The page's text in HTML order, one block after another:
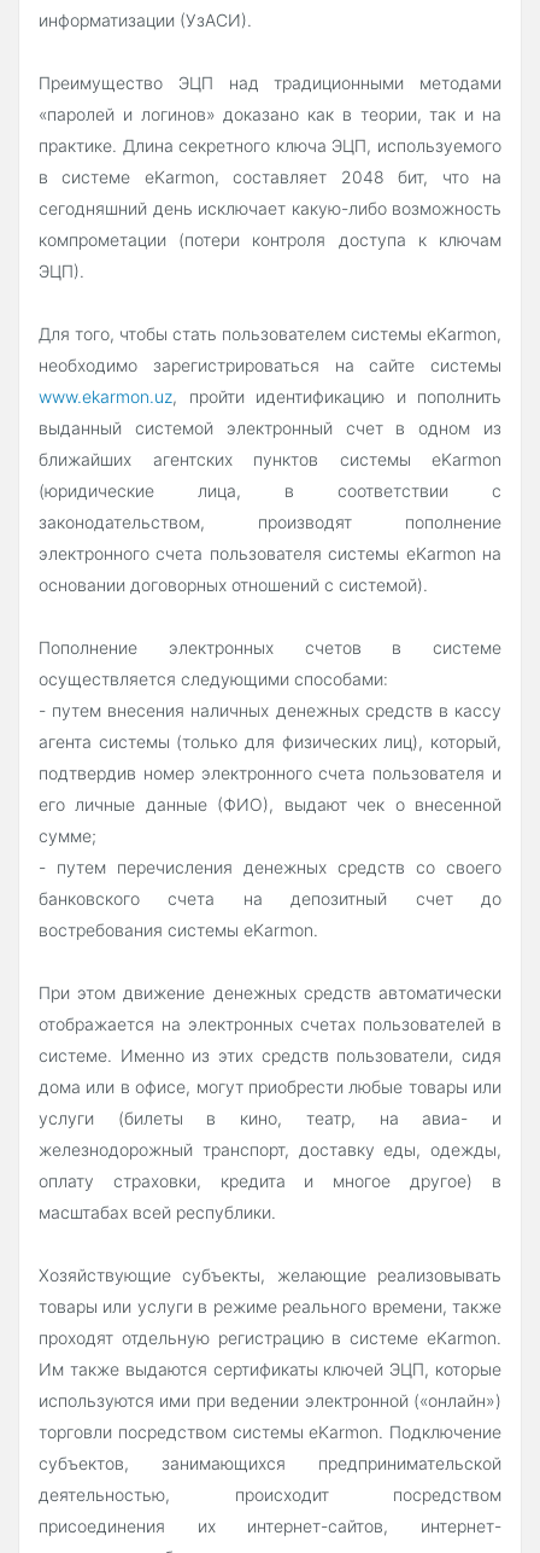
информатизации (УзАСИ).
Преимущество ЭЦП над традиционными методами
«паролей и логинов» доказано как в теории, так и на
практике. Длина секретного ключа ЭЦП, используемого
в системе eKarmon, составляет 2048 бит, что на
сегодняшний день исключает какую-либо возможность
компрометации (потери контроля доступа к ключам
ЭЦП).
Для того, чтобы стать пользователем системы eKarmon,
необходимо зарегистрироваться на сайте системы
www.ekarmon.uz, пройти идентификацию и пополнить
выданный системой электронный счет в одном из
ближайших агентских пунктов системы eKarmon
(юридические лица, в соответствии с
законодательством, производят пополнение
электронного счета пользователя системы eKarmon на
основании договорных отношений с системой).
Пополнение электронных счетов в системе
осуществляется следующими способами:
- путем внесения наличных денежных средств в кассу
агента системы (только для физических лиц), который,
подтвердив номер электронного счета пользователя и
его личные данные (ФИО), выдают чек о внесенной
сумме;
- путем перечисления денежных средств со своего
банковского счета на депозитный счет до
востребования системы eKarmon.
При этом движение денежных средств автоматически
отображается на электронных счетах пользователей в
системе. Именно из этих средств пользователи, сидя
дома или в офисе, могут приобрести любые товары или
услуги (билеты в кино, театр, на авиа- и
железнодорожный транспорт, доставку еды, одежды,
оплату страховки, кредита и многое другое) в
масштабах всей республики.
Хозяйствующие субъекты, желающие реализовывать
товары или услуги в режиме реального времени, также
проходят отдельную регистрацию в системе eKarmon.
Им также выдаются сертификаты ключей ЭЦП, которые
используются ими при ведении электронной («онлайн»)
торговли посредством системы eKarmon. Подключение
субъектов, занимающихся предпринимательской
деятельностью, происходит посредством
присоединения их интернет-сайтов, интернет-